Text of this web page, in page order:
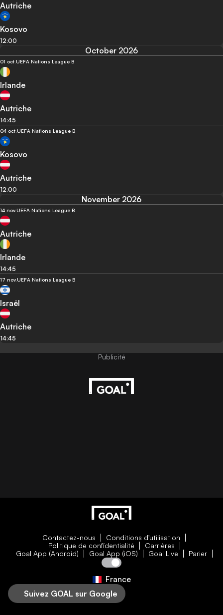
Autriche
Kosovo
12:00
October 2026
01 oct.UEFA Nations League B
Irlande
Autriche
14:45
04 oct.UEFA Nations League B
Kosovo
Autriche
12:00
November 2026
14 nov.UEFA Nations League B
Autriche
Irlande
14:45
17 nov.UEFA Nations League B
Israël
Autriche
14:45
Contactez-nous
Conditions d'utilisation
Politique de confidentialité
Carrières
Goal App (Android)
Goal App (iOS) Goal Live Parier
France
Suivez GOAL sur Google